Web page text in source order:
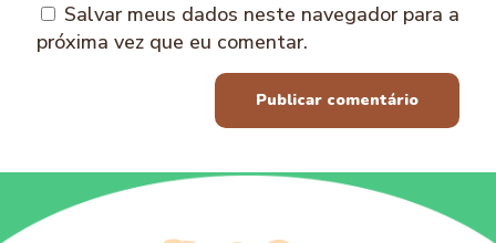
Salvar meus dados neste navegador para a
próxima vez que eu comentar.